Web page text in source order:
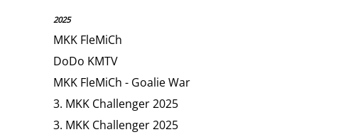
2025
MKK FleMiCh
DoDo KMTV
MKK FleMiCh - Goalie War
3. MKK Challenger 2025
3. MKK Challenger 2025